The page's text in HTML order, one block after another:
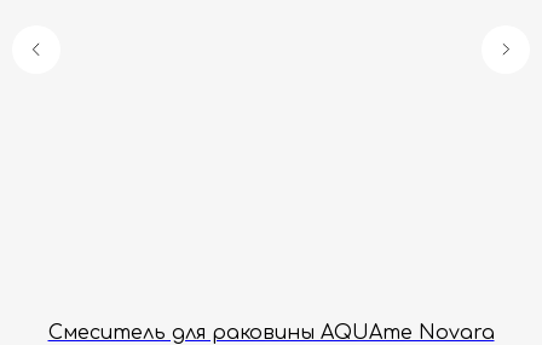
Смеситель для раковины AQUAme Novara